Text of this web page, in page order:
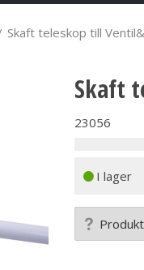
Skaft teleskop till
Skaft
23056
I lager